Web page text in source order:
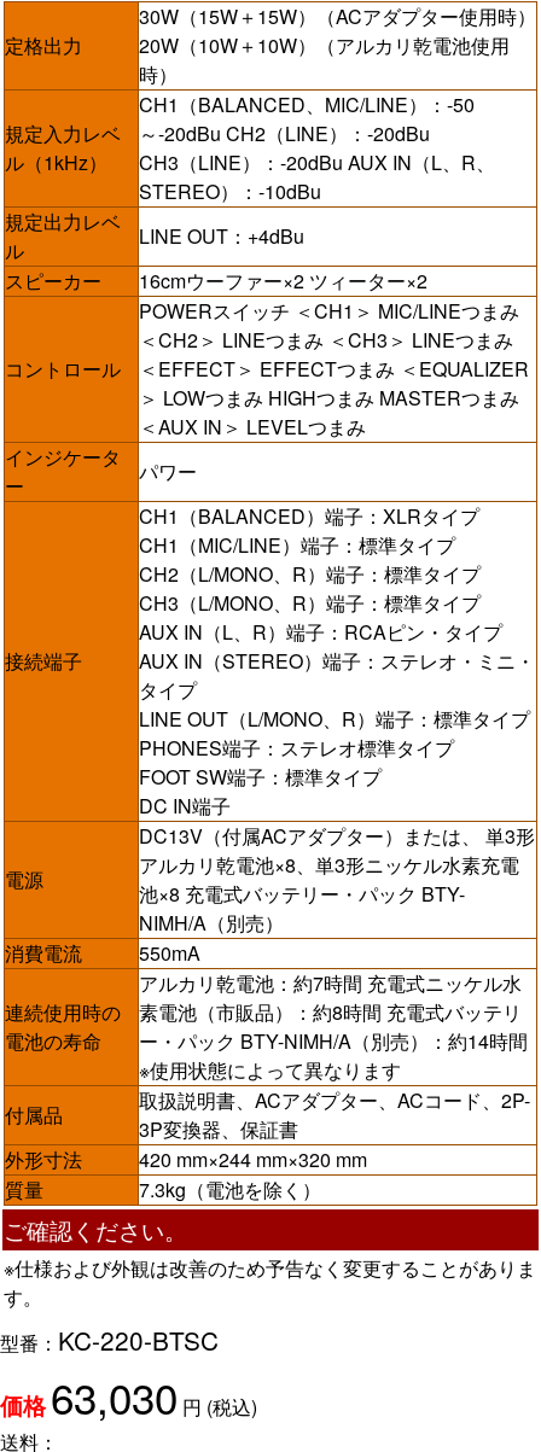
定格出力
30W（15W＋15W）（ACアダプター使用時）
20W（10W＋10W）（アルカリ乾電池使用
時）
規定入力レベ
ル（1kHz）
CH1（BALANCED、MIC/LINE）：-50
～-20dBu CH2（LINE）：-20dBu
CH3（LINE）：-20dBu AUX IN（L、R、
STEREO）：-10dBu
規定出力レベ
ル
LINE OUT：+4dBu
スピーカー
16cmウーファー×2 ツィーター×2
コントロール
POWERスイッチ ＜CH1＞ MIC/LINEつまみ
＜CH2＞ LINEつまみ ＜CH3＞ LINEつまみ
＜EFFECT＞ EFFECTつまみ ＜EQUALIZER
＞ LOWつまみ HIGHつまみ MASTERつまみ
＜AUX IN＞ LEVELつまみ
インジケータ
ー
パワー
接続端子
CH1（BALANCED）端子：XLRタイプ
CH1（MIC/LINE）端子：標準タイプ
CH2（L/MONO、R）端子：標準タイプ
CH3（L/MONO、R）端子：標準タイプ
AUX IN（L、R）端子：RCAピン・タイプ
AUX IN（STEREO）端子：ステレオ・ミニ・
タイプ
LINE OUT（L/MONO、R）端子：標準タイプ
PHONES端子：ステレオ標準タイプ
FOOT SW端子：標準タイプ
DC IN端子
電源
DC13V（付属ACアダプター）または、 単3形
アルカリ乾電池×8、単3形ニッケル水素充電
池×8 充電式バッテリー・パック BTY-
NIMH/A（別売）
消費電流
550mA
連続使用時の
電池の寿命
アルカリ乾電池：約7時間 充電式ニッケル水
素電池（市販品）：約8時間 充電式バッテリ
ー・パック BTY-NIMH/A（別売）：約14時間
※使用状態によって異なります
付属品
取扱説明書、ACアダプター、ACコード、2P-
3P変換器、保証書
外形寸法
420 mm×244 mm×320 mm
質量
7.3kg（電池を除く）
ご確認ください。
※仕様および外観は改善のため予告なく変更することがありま
す。
型番： KC-220-BTSC
価格 63,030 円 (税込)
送料：